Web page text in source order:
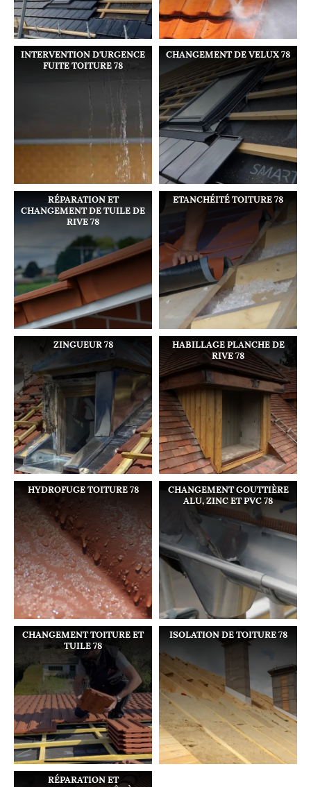
INTERVENTION D'URGENCE
FUITE TOITURE 78
CHANGEMENT DE VELUX 78
RÉPARATION ET
CHANGEMENT DE TUILE DE
RIVE 78
ETANCHÉITÉ TOITURE 78
ZINGUEUR 78
HABILLAGE PLANCHE DE
RIVE 78
HYDROFUGE TOITURE 78
CHANGEMENT GOUTTIÈRE
ALU, ZINC ET PVC 78
CHANGEMENT TOITURE ET
TUILE 78
ISOLATION DE TOITURE 78
RÉPARATION ET